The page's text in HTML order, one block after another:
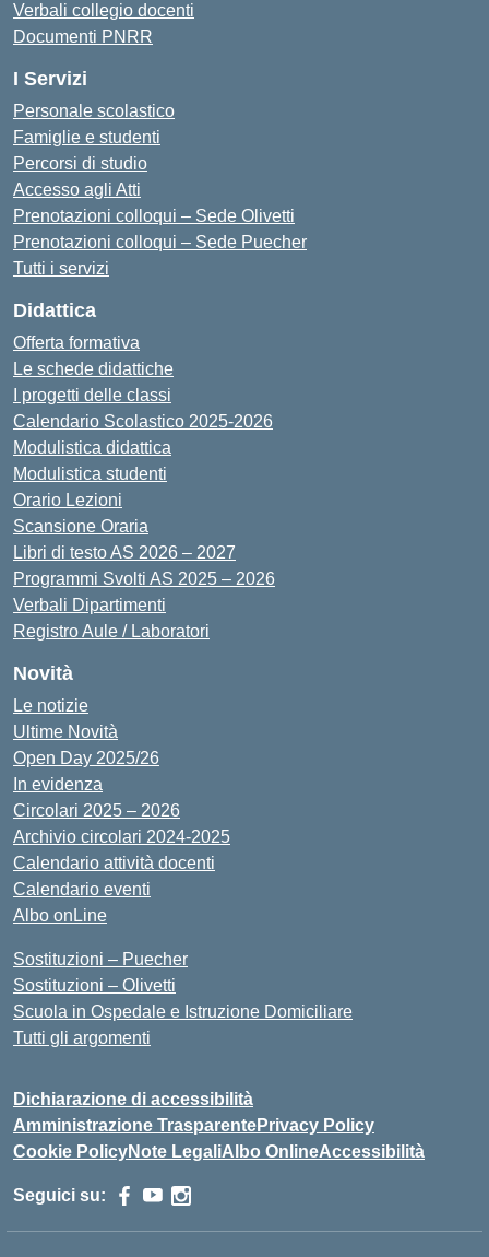
Verbali collegio docenti
Documenti PNRR
I Servizi
Personale scolastico
Famiglie e studenti
Percorsi di studio
Accesso agli Atti
Prenotazioni colloqui – Sede Olivetti
Prenotazioni colloqui – Sede Puecher
Tutti i servizi
Didattica
Offerta formativa
Le schede didattiche
I progetti delle classi
Calendario Scolastico 2025-2026
Modulistica didattica
Modulistica studenti
Orario Lezioni
Scansione Oraria
Libri di testo AS 2026 – 2027
Programmi Svolti AS 2025 – 2026
Verbali Dipartimenti
Registro Aule / Laboratori
Novità
Le notizie
Ultime Novità
Open Day 2025/26
In evidenza
Circolari 2025 – 2026
Archivio circolari 2024-2025
Calendario attività docenti
Calendario eventi
Albo onLine
Sostituzioni – Puecher
Sostituzioni – Olivetti
Scuola in Ospedale e Istruzione Domiciliare
Tutti gli argomenti
Dichiarazione di accessibilità
Amministrazione TrasparentePrivacy Policy
Cookie PolicyNote LegaliAlbo OnlineAccessibilità
Seguici su: